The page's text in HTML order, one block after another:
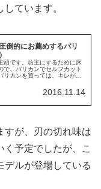
ています。
倒的にお薦めするバリ
頭です。坊主にするために床
で、バリカンでセルフカット
カンを買っては、キレが悪
2016.11.14
すが、刃の切れ味は
予定でしたが、こ
デルが登場している